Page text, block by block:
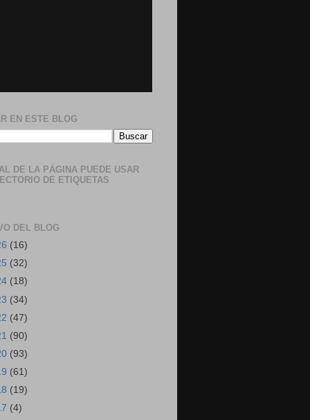
EN ESTE BLOG
DE LA PÁGINA PUEDE USAR
DE ETIQUETAS
DEL BLOG
(16)
(32)
(18)
(34)
(47)
(90)
(93)
(61)
(19)
(4)